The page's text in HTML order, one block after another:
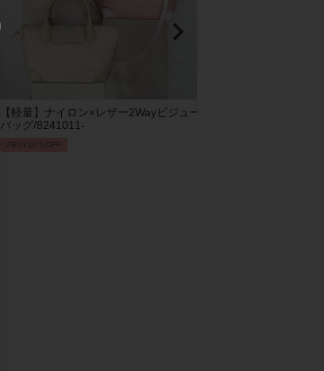
【軽量】ナイロン×レザー2Wayビジュー
バッグ/8241011-
2BUY10％OFF